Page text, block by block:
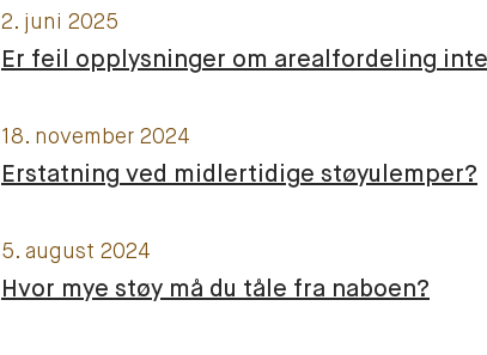
2. juni 2025
Er feil opplysninger om arealfordeling
18. november 2024
Erstatning ved midlertidige støyulemper?
5. august 2024
Hvor mye støy må du tåle fra naboen?